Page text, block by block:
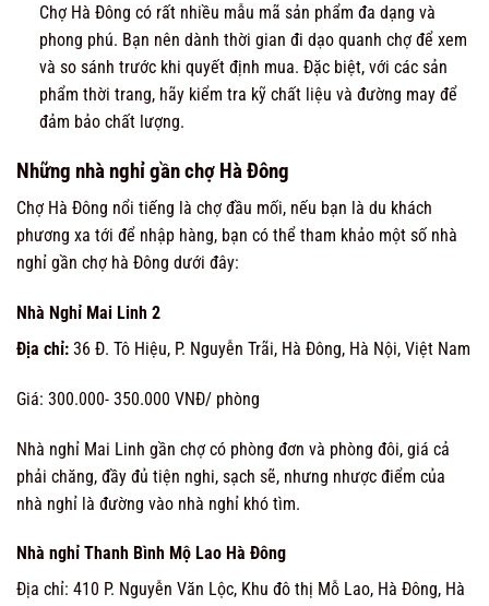
Chợ Hà Đông có rất nhiều mẫu mã sản phẩm đa dạng và
phong phú. Bạn nên dành thời gian đi dạo quanh chợ để xem
và so sánh trước khi quyết định mua. Đặc biệt, với các sản
phẩm thời trang, hãy kiểm tra kỹ chất liệu và đường may để
đảm bảo chất lượng.
Những nhà nghỉ gần chợ Hà Đông
Chợ Hà Đông nổi tiếng là chợ đầu mối, nếu bạn là du khách
phương xa tới để nhập hàng, bạn có thể tham khảo một số nhà
nghỉ gần chợ hà Đông dưới đây:
Nhà Nghỉ Mai Linh 2
Địa chỉ: 36 Đ. Tô Hiệu, P. Nguyễn Trãi, Hà Đông, Hà Nội, Việt Nam
Giá: 300.000- 350.000 VNĐ/ phòng
Nhà nghỉ Mai Linh gần chợ có phòng đơn và phòng đôi, giá cả
phải chăng, đầy đủ tiện nghi, sạch sẽ, nhưng nhược điểm của
nhà nghỉ là đường vào nhà nghỉ khó tìm.
Nhà nghỉ Thanh Bình Mộ Lao Hà Đông
Địa chỉ: 410 P. Nguyễn Văn Lộc, Khu đô thị Mỗ Lao, Hà Đông, Hà